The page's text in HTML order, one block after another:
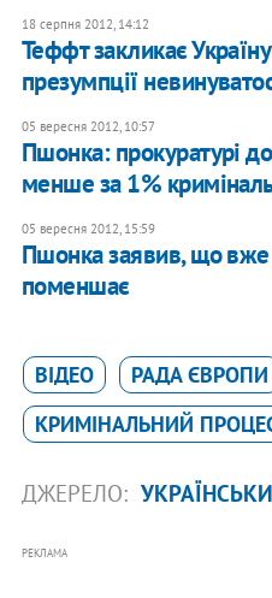
18 серпня 2012, 14:12
Теффт закликає
презумпції
05 вересня 2012, 10:57
Пшонка: прокуратурі
менше за 1%
05 вересня 2012, 15:59
Пшонка заявив, що
поменшає
ВІДЕО
РАДА ЄВРОПИ
КРИМІНАЛЬНИЙ
ДЖЕРЕЛО:
РЕКЛАМА